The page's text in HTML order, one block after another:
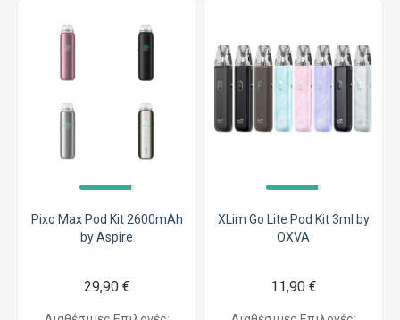
Pixo Max Pod Kit 2600mAh
by Aspire
29,90 €
XLim Go Lite Pod Kit 3ml by
OXVA
11,90 €